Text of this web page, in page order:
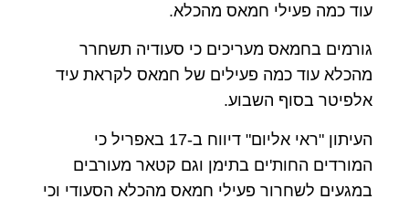
עוד כמה פעילי חמאס מהכלא.
גורמים בחמאס מעריכים כי סעודיה תשחרר
מהכלא עוד כמה פעילים של חמאס לקראת עיד
אלפיטר בסוף השבוע.
העיתון "ראי אליום" דיווח ב-17 באפריל כי
המורדים החות'ים בתימן וגם קטאר מעורבים
במגעים לשחרור פעילי חמאס מהכלא הסעודי וכי